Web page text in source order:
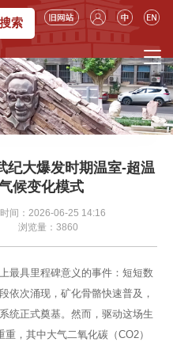
索
纪大爆发时期温室-超温
候变化模式
间：2026-06-25 14:16
浏览量： 3860
最具里程碑意义的事件：短短数
依次涌现，矿化骨骼快速普及，
统正式奠基。然而，驱动这场生
，其中大气二氧化碳（CO2）